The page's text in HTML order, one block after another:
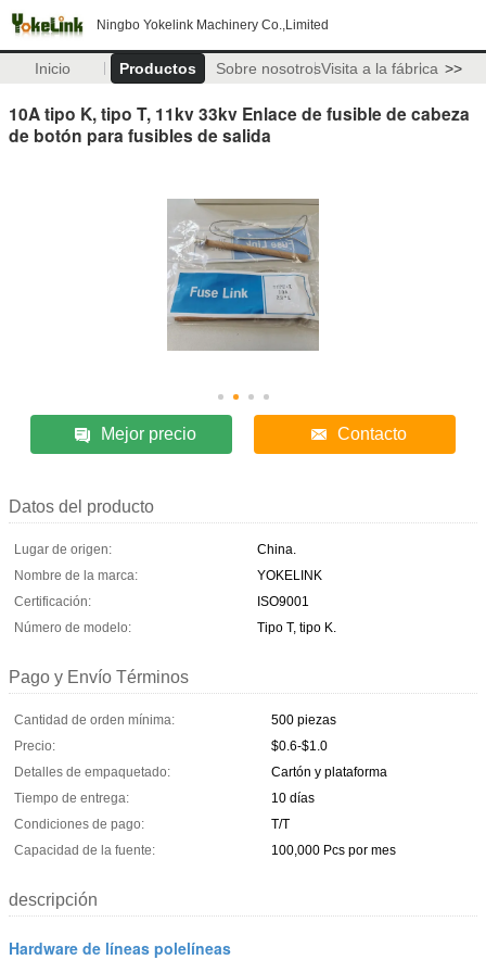
Ningbo Yokelink Machinery Co.,Limited
Inicio Productos Sobre nosotrosVisita a la fábrica >>
10A tipo K, tipo T, 11kv 33kv Enlace de fusible de cabeza
de botón para fusibles de salida
Mejor precio Contacto
Datos del producto
Lugar de origen:
China.
Nombre de la marca:
YOKELINK
Certificación:
ISO9001
Número de modelo:
Tipo T, tipo K.
Pago y Envío Términos
Cantidad de orden mínima:
500 piezas
Precio:
$0.6-$1.0
Detalles de empaquetado:
Cartón y plataforma
Tiempo de entrega:
10 días
Condiciones de pago:
T/T
Capacidad de la fuente:
100,000 Pcs por mes
descripción
Hardware de líneas polelíneas